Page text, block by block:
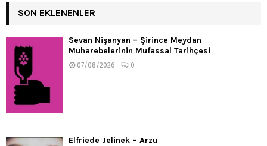
SON EKLENENLER
Sevan Nişanyan – Şirince Meydan
Muharebelerinin Mufassal Tarihçesi
07/08/2026 0
Elfriede Jelinek – Arzu